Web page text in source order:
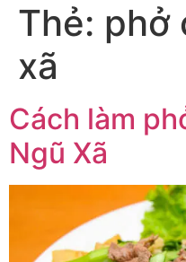
Thẻ: phở
xã
Cách làm
Ngũ Xã